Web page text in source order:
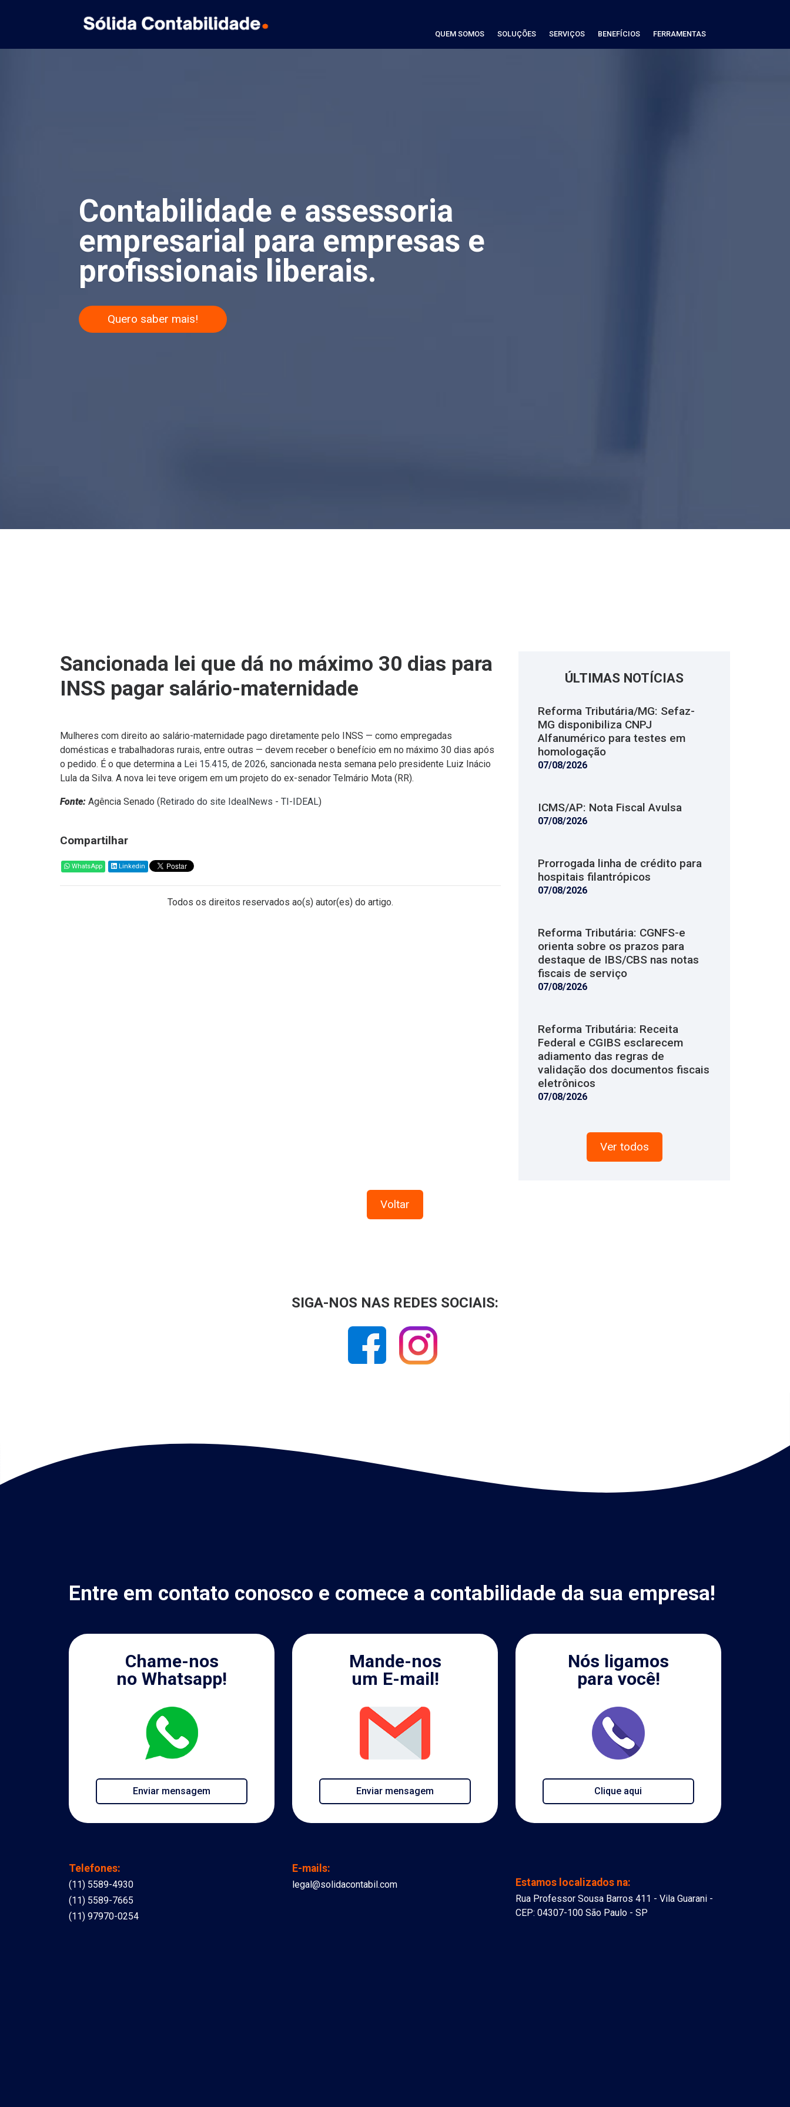
QUEM SOMOS SOLUÇÕES SERVIÇOS BENEFÍCIOS FERRAMENTAS
Contabilidade e assessoria
empresarial para empresas e
profissionais liberais.
Quero saber mais!
Sancionada lei que dá no máximo 30 dias para
INSS pagar salário-maternidade
Mulheres com direito ao salário-maternidade pago diretamente pelo INSS — como empregadas
domésticas e trabalhadoras rurais, entre outras — devem receber o benefício em no máximo 30 dias após
o pedido. É o que determina a Lei 15.415, de 2026, sancionada nesta semana pelo presidente Luiz Inácio
Lula da Silva. A nova lei teve origem em um projeto do ex-senador Telmário Mota (RR).
Fonte: Agência Senado (Retirado do site IdealNews - TI-IDEAL)
Compartilhar
WhatsApp Linkedin
Todos os direitos reservados ao(s) autor(es) do artigo.
ÚLTIMAS NOTÍCIAS
Reforma Tributária/MG: Sefaz-
MG disponibiliza CNPJ
Alfanumérico para testes em
homologação
07/08/2026
ICMS/AP: Nota Fiscal Avulsa
07/08/2026
Prorrogada linha de crédito para
hospitais filantrópicos
07/08/2026
Reforma Tributária: CGNFS-e
orienta sobre os prazos para
destaque de IBS/CBS nas notas
fiscais de serviço
07/08/2026
Reforma Tributária: Receita
Federal e CGIBS esclarecem
adiamento das regras de
validação dos documentos fiscais
eletrônicos
07/08/2026
Ver todos
Voltar
SIGA-NOS NAS REDES SOCIAIS:
Entre em contato conosco e comece a contabilidade da sua empresa!
Chame-nos
no Whatsapp!
Enviar mensagem
Mande-nos
um E-mail!
Enviar mensagem
Nós ligamos
para você!
Clique aqui
Telefones:
(11) 5589-4930
(11) 5589-7665
(11) 97970-0254
E-mails:
legal@solidacontabil.com Estamos localizados na:
Rua Professor Sousa Barros 411 - Vila Guarani -
CEP: 04307-100 São Paulo - SP